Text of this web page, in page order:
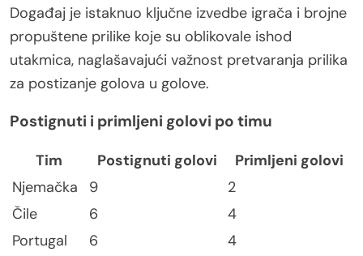
Događaj je istaknuo ključne izvedbe igrača i brojne
propuštene prilike koje su oblikovale ishod
utakmica, naglašavajući važnost pretvaranja prilika
za postizanje golova u golove.
Postignuti i primljeni golovi po timu
Tim Postignuti golovi
Primljeni golovi
Njemačka
9
2
Čile
6
4
Portugal
6
4